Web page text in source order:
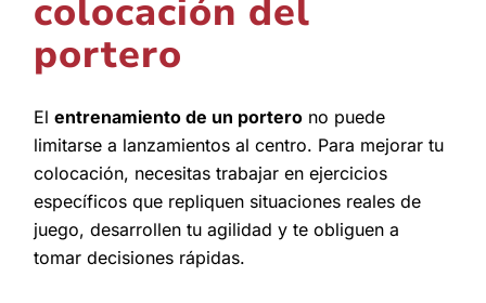
colocación del
portero
Elentrenamiento de un portero no puede
limitarse a lanzamientos al centro. Para mejorar tu
colocación, necesitas trabajar en ejercicios
específicos que repliquen situaciones reales de
juego, desarrollen tu agilidad y te obliguen a
tomar decisiones rápidas.